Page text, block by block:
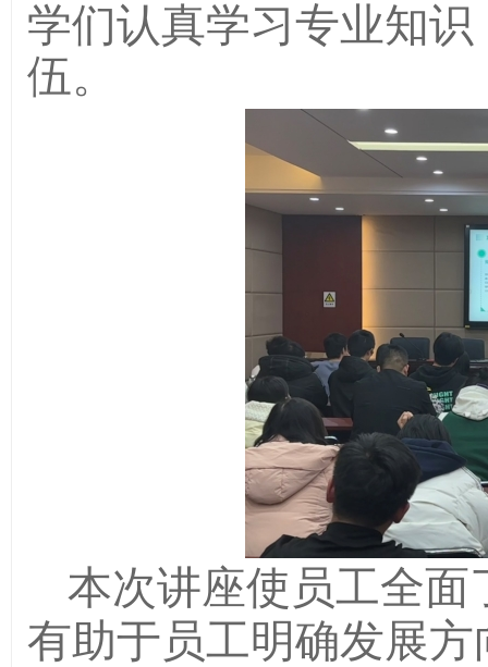
学们认真学习专业知
伍。
本次讲座使员工全
有助于员工明确发展方